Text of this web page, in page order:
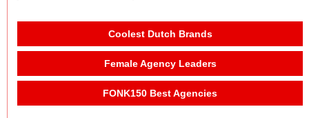
Coolest Dutch Brands
Female Agency Leaders
FONK150 Best Agencies